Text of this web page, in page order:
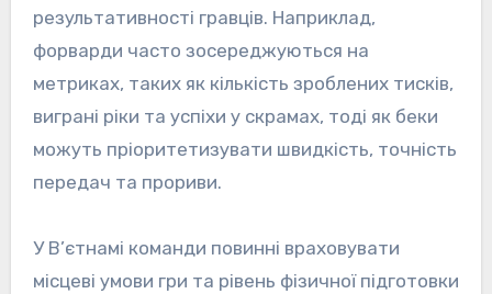
результативності гравців. Наприклад,
форварди часто зосереджуються на
метриках, таких як кількість зроблених тисків,
виграні ріки та успіхи у скрамах, тоді як беки
можуть пріоритетизувати швидкість, точність
передач та прориви.
У В’єтнамі команди повинні враховувати
місцеві умови гри та рівень фізичної підготовки